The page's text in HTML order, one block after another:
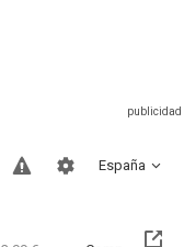
España